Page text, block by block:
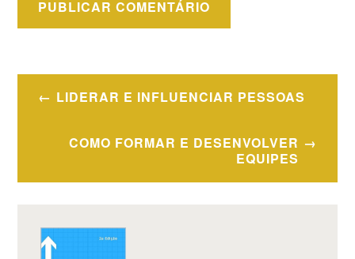
Navegação
LIDERAR E INFLUENCIAR PESSOAS
COMO FORMAR E DESENVOLVER
EQUIPES